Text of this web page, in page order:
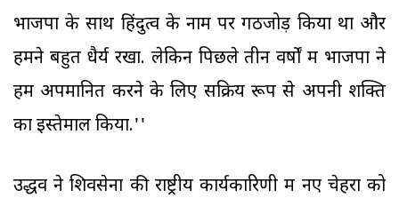
भाजपा के साथ हिंदुत्व के नाम पर गठजोड़ किया था और
हमने बहुत धैर्य रखा. लेकिन पिछले तीन वर्षों में भाजपा ने
हमें अपमानित करने के लिए सक्रिय रूप से अपनी शक्ति
का इस्तेमाल किया.''
उद्धव ने शिवसेना की राष्ट्रीय कार्यकारिणी में नए चेहरों को